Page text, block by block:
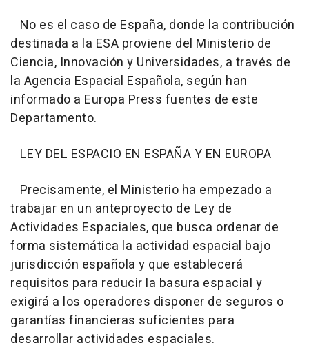
No es el caso de España, donde la contribución
destinada a la ESA proviene del Ministerio de
Ciencia, Innovación y Universidades, a través de
la Agencia Espacial Española, según han
informado a Europa Press fuentes de este
Departamento.
LEY DEL ESPACIO EN ESPAÑA Y EN EUROPA
Precisamente, el Ministerio ha empezado a
trabajar en un anteproyecto de Ley de
Actividades Espaciales, que busca ordenar de
forma sistemática la actividad espacial bajo
jurisdicción española y que establecerá
requisitos para reducir la basura espacial y
exigirá a los operadores disponer de seguros o
garantías financieras suficientes para
desarrollar actividades espaciales.